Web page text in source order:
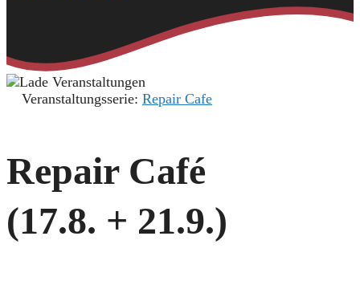
Veranstaltungsserie: Repair Cafe
Repair Café
(17.8. + 21.9.)